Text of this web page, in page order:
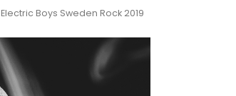
Electric Boys Sweden Rock 2019